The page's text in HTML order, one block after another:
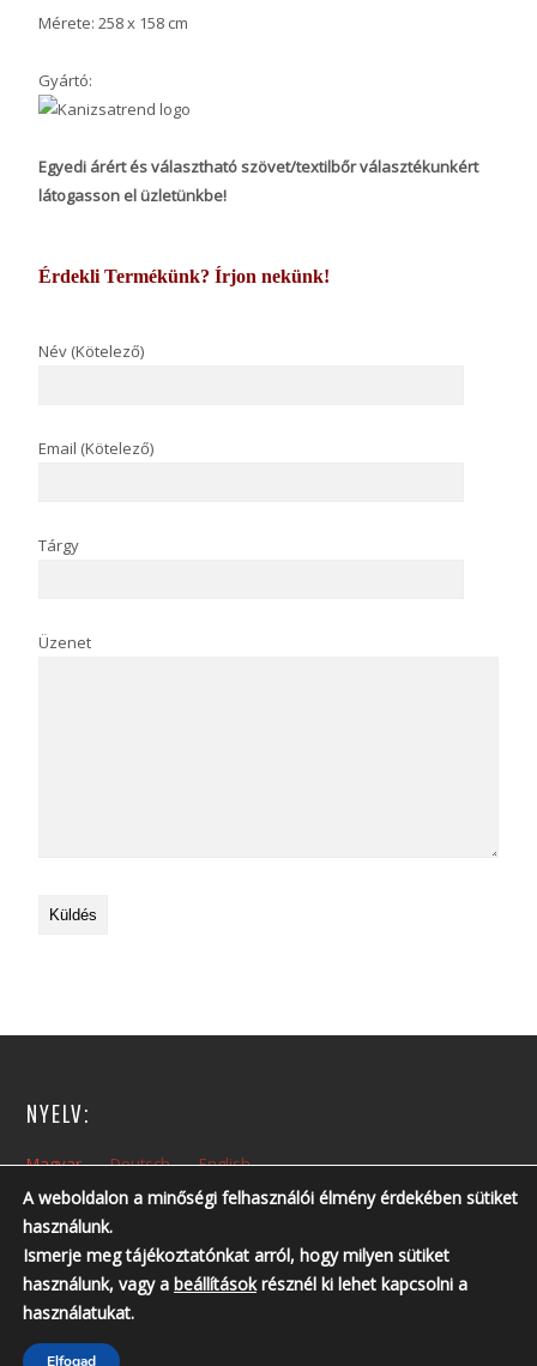
Mérete: 258 x 158 cm
Gyártó:
Egyedi árért és választható szövet/textilbőr választékunkért
látogasson el üzletünkbe!
Érdekli Termékünk? Írjon nekünk!
Név (Kötelező)
Email (Kötelező)
Tárgy
Üzenet
NYELV:
Magyar Deutsch English
NYITVA TARTÁS:
Hétfőtől – Péntekig: 10:00 – 14:00
Nyitvatartási időn kívül, előzetes telefonos egyeztetés szükséges!
Telefonszám: +36 30 237 6761 ; +36 30 213 3461
A weboldalon a minőségi felhasználói élmény érdekében sütiket
használunk.
Ismerje meg tájékoztatónkat arról, hogy milyen sütiket
használunk, vagy a beállításokrésznél ki lehet kapcsolni a
használatukat.
Elfogad